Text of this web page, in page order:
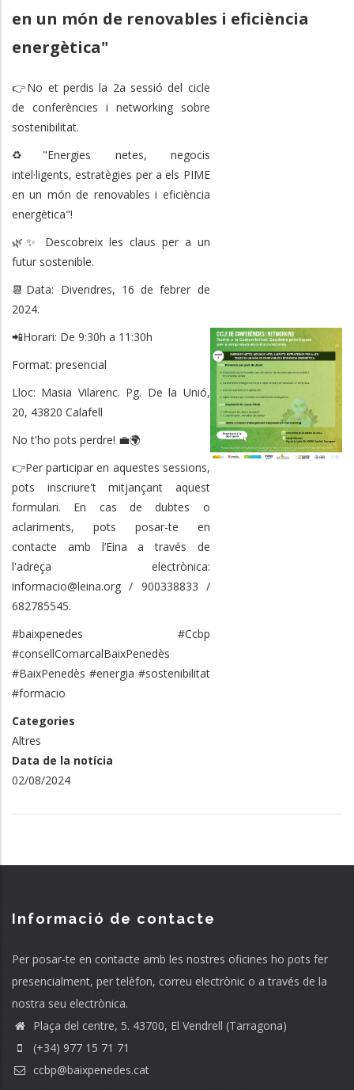
en un món de renovables i eficiència
energètica"
👉No et perdis la 2a sessió del cicle
de conferències i networking sobre
sostenibilitat.
♻️"Energies netes, negocis
intel·ligents, estratègies per a els PIME
en un món de renovables i eficiència
energètica"!
🌿✨ Descobreix les claus per a un
futur sostenible.
📆Data: Divendres, 16 de febrer de
2024.
📲Horari: De 9:30h a 11:30h
Format: presencial
Lloc: Masia Vilarenc. Pg. De la Unió,
20, 43820 Calafell
No t'ho pots perdre! 💼🌍
👉Per participar en aquestes sessions,
pots inscriure't mitjançant aquest
formulari. En cas de dubtes o
aclariments, pots posar-te en
contacte amb l’Eina a través de
l'adreça electrònica:
informacio@leina.org / 900338833 /
682785545.
#baixpenedes #Ccbp
#consellComarcalBaixPenedès
#BaixPenedès #energia #sostenibilitat
#formacio
Categories
Altres
Data de la notícia
02/08/2024
Informació de contacte
Per posar-te en contacte amb les nostres oficines ho pots fer
presencialment, per telèfon, correu electrònic o a través de la
nostra seu electrònica.
Plaça del centre, 5. 43700, El Vendrell (Tarragona)
(+34) 977 15 71 71
ccbp@baixpenedes.cat